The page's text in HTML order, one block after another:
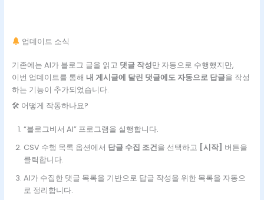
업데이트 소식
기존에는 AI가 블로그 글을 읽고 댓글 작성만 자동으로 수행했지만,
이번 업데이트를 통해 내 게시글에 달린 댓글에도 자동으로 답글을 작성
하는 기능이 추가되었습니다.
🛠 어떻게 작동하나요?
“블로그비서 AI” 프로그램을 실행합니다.
CSV 수행 목록 옵션에서 답글 수집 조건을 선택하고 [시작] 버튼을
클릭합니다.
AI가 수집한 댓글 목록을 기반으로 답글 작성을 위한 목록을 자동으
로 정리합니다.